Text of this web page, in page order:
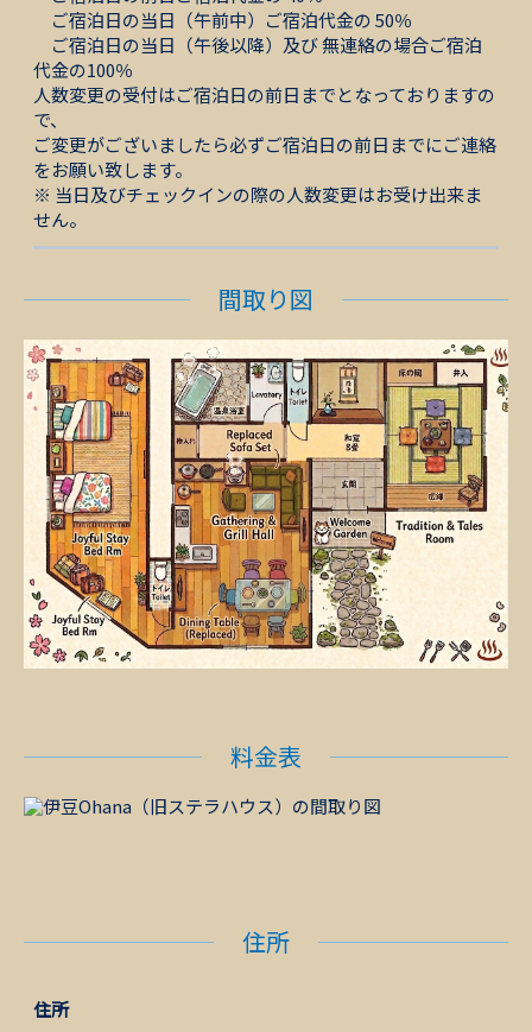
ご宿泊日の当日（午前中）ご宿泊代金の 50％
ご宿泊日の当日（午後以降）及び 無連絡の場合ご宿泊
代金の100％
人数変更の受付はご宿泊日の前日までとなっておりますの
で、
ご変更がございましたら必ずご宿泊日の前日までにご連絡
をお願い致します。
※ 当日及びチェックインの際の人数変更はお受け出来ま
せん。
間取り図
料金表
住所
住所